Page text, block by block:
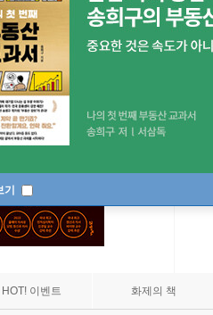
기
HOT! 이벤트 화제의 책